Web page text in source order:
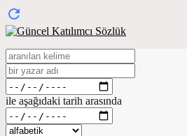
ile aşağıdaki tarih arasında